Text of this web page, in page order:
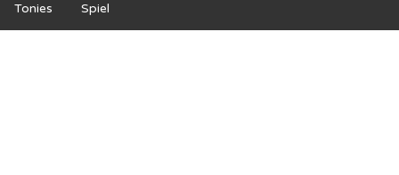
Tonies Spiel